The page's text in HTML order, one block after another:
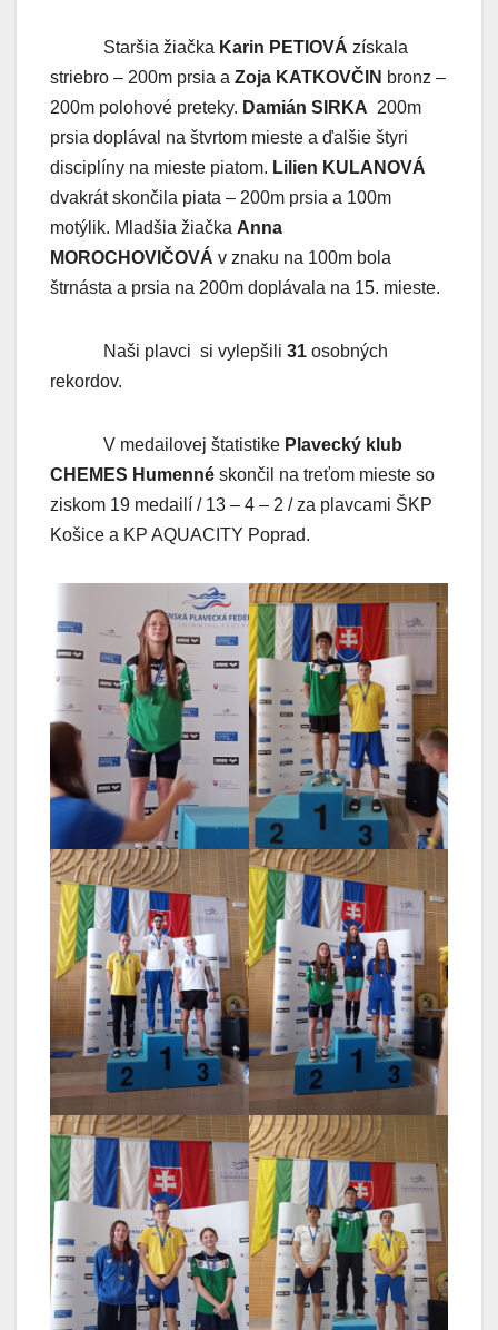
Staršia žiačka Karin PETIOVÁ získala
striebro – 200m prsia a Zoja KATKOVČIN bronz –
200m polohové preteky. Damián SIRKA 200m
prsia doplával na štvrtom mieste a ďalšie štyri
disciplíny na mieste piatom. Lilien KULANOVÁ
dvakrát skončila piata – 200m prsia a 100m
motýlik. Mladšia žiačka Anna
MOROCHOVIČOVÁ v znaku na 100m bola
štrnásta a prsia na 200m doplávala na 15. mieste.
Naši plavci si vylepšili 31 osobných
rekordov.
V medailovej štatistike Plavecký klub
CHEMES Humenné skončil na treťom mieste so
ziskom 19 medailí / 13 – 4 – 2 / za plavcami ŠKP
Košice a KP AQUACITY Poprad.